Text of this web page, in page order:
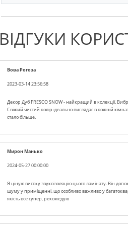
ВІДГУКИ
Вова Рогоза
2023-03-14 23:56:58
Декор Дуб FRESCO SNOW - найкращий в колекції.
Свіжий чистий колір ідеально виглядає в кожній
стало більше.
Мирон Манько
2024-05-27 00:00:00
Я ціную високу звукоізоляцію цього ламінату. Він
шуму у приміщенні, що особливо важливо у
якість все супер, рекомедую